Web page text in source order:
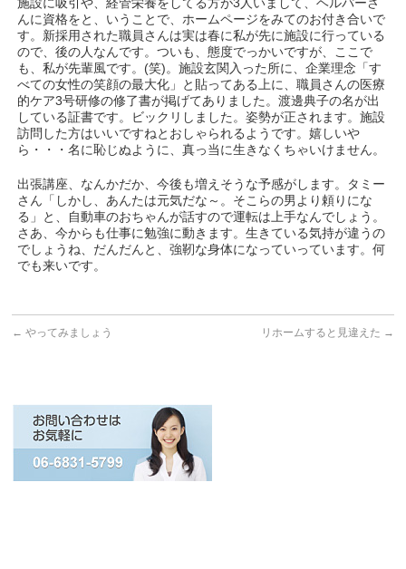
んに資格をと、いうことで、ホームページをみてのお付き合いで
す。新採用された職員さんは実は春に私が先に施設に行っている
ので、後の人なんです。ついも、態度でっかいですが、ここで
も、私が先輩風です。(笑)。施設玄関入った所に、企業理念「す
べての女性の笑顔の最大化」と貼ってある上に、職員さんの医療
的ケア3号研修の修了書が掲げてありました。渡邊典子の名が出
している証書です。ビックリしました。姿勢が正されます。施設
訪問した方はいいですねとおしゃられるようです。嬉しいや
ら・・・名に恥じぬように、真っ当に生きなくちゃいけません。
出張講座、なんかだか、今後も増えそうな予感がします。タミー
さん「しかし、あんたは元気だな～。そこらの男より頼りにな
る」と、自動車のおちゃんが話すので運転は上手なんでしょう。
さあ、今からも仕事に勉強に動きます。生きている気持が違うの
でしょうね、だんだんと、強靭な身体になっていっています。何
でも来いです。
← やってみましょう リホームすると見違えた →